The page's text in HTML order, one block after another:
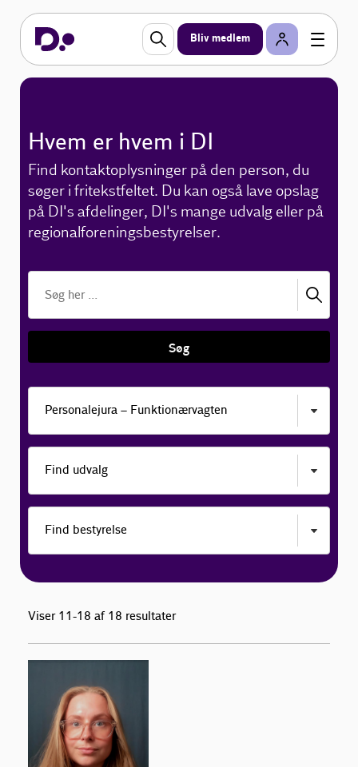
Bliv medlem
Hvem er hvem i DI
Find kontaktoplysninger på den person, du
søger i fritekstfeltet. Du kan også lave opslag
på DI's afdelinger, DI's mange udvalg eller på
regionalforeningsbestyrelser.
Søg
Viser 11-18 af 18 resultater